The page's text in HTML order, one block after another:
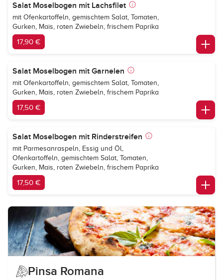
Salat Moselbogen mit Lachsfilet
mit Ofenkartoffeln, gemischtem Salat, Tomaten,
Gurken, Mais, roten Zwiebeln, frischem Paprika
17,90 €
Salat Moselbogen mit Garnelen
mit Ofenkartoffeln, gemischtem Salat, Tomaten,
Gurken, Mais, roten Zwiebeln, frischem Paprika
17,50 €
Salat Moselbogen mit Rinderstreifen
mit Parmesanraspeln, Essig und Öl,
Ofenkartoffeln, gemischtem Salat, Tomaten,
Gurken, Mais, roten Zwiebeln, frischem Paprika
17,50 €
Pinsa Romana